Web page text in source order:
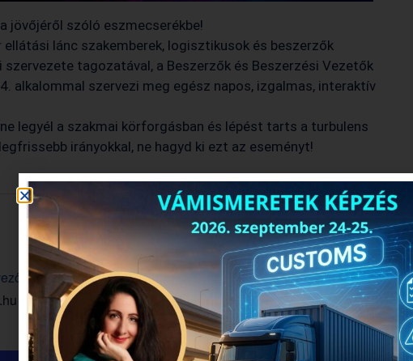
jövőjéről szóló eszmecserékbe!
ellátási lánc szakemberek, logisztikusok és beszerzők
szervezete tagozatával, a Beszerzők és Beszerzési Vezetők
alkalommal szervezi meg egész napos, izgalmas, interaktív
legyél a szakmai körforgásban és lépést tarts a turbulens
irányokkal, ne hagyd ki ezt az eseményt!
weboldalát